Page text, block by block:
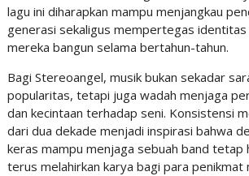
lagu ini diharapkan mampu menjangkau
generasi sekaligus mempertegas identitas
mereka bangun selama bertahun-tahun.
Bagi Stereoangel, musik bukan sekadar
popularitas, tetapi juga wadah menjaga
dan kecintaan terhadap seni. Konsistensi
dari dua dekade menjadi inspirasi bahwa
keras mampu menjaga sebuah band tetap
terus melahirkan karya bagi para penikmat